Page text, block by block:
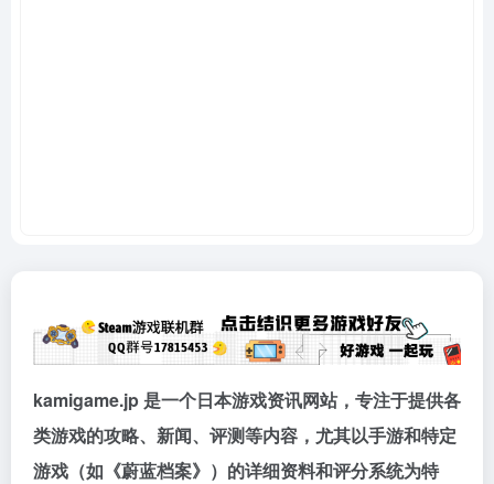
kamigame.jp 是一个日本游戏资讯网站，专注于提供各
类游戏的攻略、新闻、评测等内容，尤其以手游和特定
游戏（如《蔚蓝档案》）的详细资料和评分系统为特